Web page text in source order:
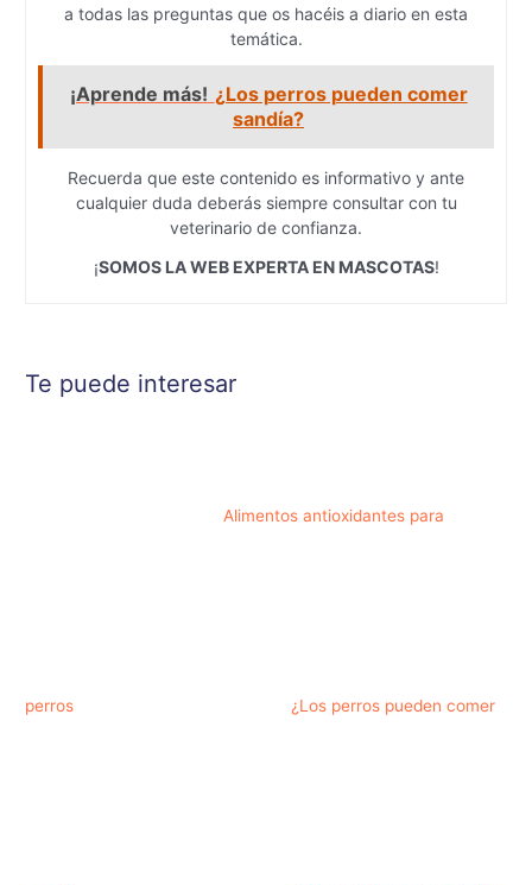
a todas las preguntas que os hacéis a diario en esta
temática.
¡Aprende más! ¿Los perros pueden comer
sandía?
Recuerda que este contenido es informativo y ante
cualquier duda deberás siempre consultar con tu
veterinario de confianza.
¡SOMOS LA WEB EXPERTA EN MASCOTAS!
Te puede interesar
Alimentos antioxidantes para
perros ¿Los perros pueden comer